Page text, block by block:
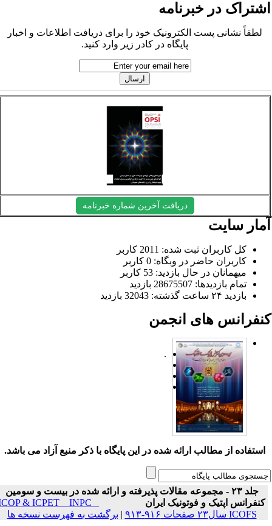
در خبرنامه
لطفاً نشانی پست الکترونیک خود را برای دریافت اطلاعات و اخبار
پایگاه در کادر زیر وارد کنید.
دریافت آخرین شماره خبرنامه
سایت
کل کاربران ثبت شده: 2011 کاربر
کاربران حاضر در وبگاه: 0 کاربر
میهمانان در حال بازدید: 53 کاربر
تمام بازدید‌ها: 28675507 بازدید
بازدید ۲۴ ساعت گذشته: 32043 بازدید
های انجمن
.
استفاده از مطالب ارائه شده در این پایگاه با ذکر منبع آزاد می باشد.
جلد ۲۳ - مجموعه مقالات پذیرفته و ارائه شده در بیست و سومین
کنفرانس اپتیک و فوتونیک ایران
ICOP & ICPET _ INPC _
ICOFS سال۲۳ صفحات ۹۱۶-۹۱۳
|برگشت به فهرست نسخه ها